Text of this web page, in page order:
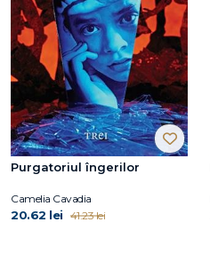
Purgatoriul îngerilor
Camelia Cavadia
20.62 lei 41.23 lei